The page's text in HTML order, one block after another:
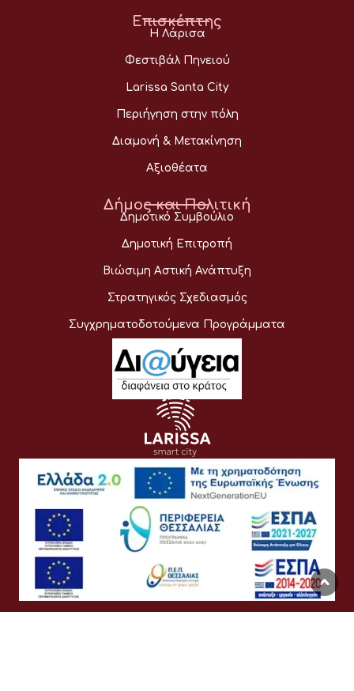
Επισκέπτης
Η Λάρισα
Φεστιβάλ Πηνειού
Larissa Santa City
Περιήγηση στην πόλη
Διαμονή & Μετακίνηση
Αξιοθέατα
Δήμος και Πολιτική
Δημοτικό Συμβούλιο
Δημοτική Επιτροπή
Βιώσιμη Αστική Ανάπτυξη
Στρατηγικός Σχεδιασμός
Συγχρηματοδοτούμενα Προγράμματα